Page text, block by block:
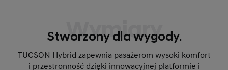
Wymiary
Stworzony dla wygody.
TUCSON Hybrid zapewnia pasażerom wysoki komfort
i przestronność dzięki innowacyjnej platformie i